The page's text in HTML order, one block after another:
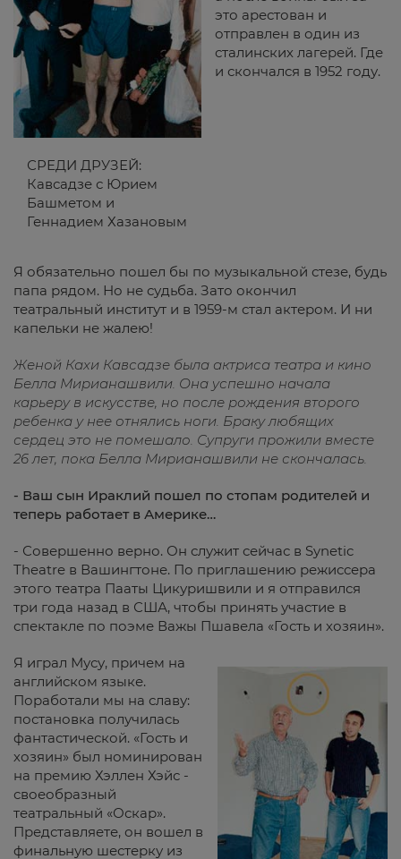
СРЕДИ ДРУЗЕЙ:
Кавсадзе с Юрием
Башметом и
Геннадием Хазановым
это арестован и
отправлен в один из
сталинских лагерей. Где
и скончался в 1952 году.
Я обязательно пошел бы по музыкальной стезе, будь
папа рядом. Но не судьба. Зато окончил
театральный институт и в 1959-м стал актером. И ни
капельки не жалею!
Женой Кахи Кавсадзе была актриса театра и кино
Белла Мирианашвили. Она успешно начала
карьеру в искусстве, но после рождения второго
ребенка у нее отнялись ноги. Браку любящих
сердец это не помешало. Супруги прожили вместе
26 лет, пока Белла Мирианашвили не скончалась.
- Ваш сын Ираклий пошел по стопам родителей и
теперь работает в Америке…
- Совершенно верно. Он служит сейчас в Synetic
Theatre в Вашингтоне. По приглашению режиссера
этого театра Пааты Цикуришвили и я отправился
три года назад в США, чтобы принять участие в
спектакле по поэме Важы Пшавела «Гость и хозяин».
Я играл Мусу, причем на
английском языке.
Поработали мы на славу:
постановка получилась
фантастической. «Гость и
хозяин» был номинирован
на премию Хэллен Хэйс -
своеобразный
театральный «Оскар».
Представляете, он вошел в
финальную шестерку из